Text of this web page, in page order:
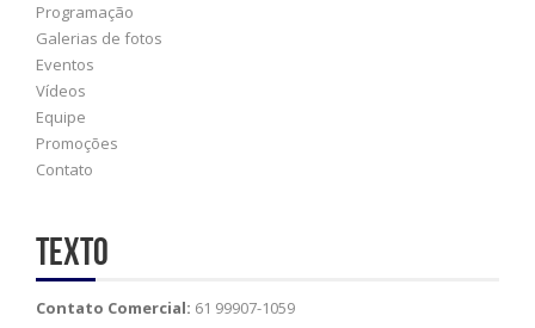
Programação
Galerias de fotos
Eventos
Vídeos
Equipe
Promoções
Contato
Texto
Contato Comercial: 61 99907-1059